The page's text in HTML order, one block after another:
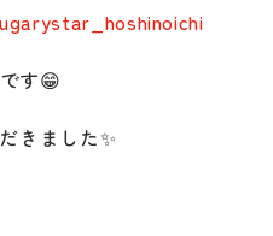
す😁
きました✨